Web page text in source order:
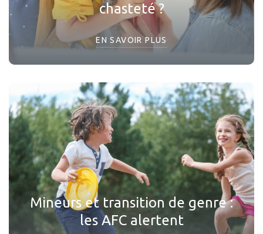
chasteté ?
EN SAVOIR PLUS
Mineurs et transition de genre :
les AFC alertent